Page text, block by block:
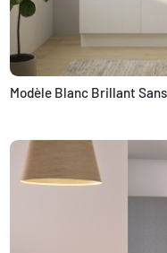
Modèle Blanc Brillant